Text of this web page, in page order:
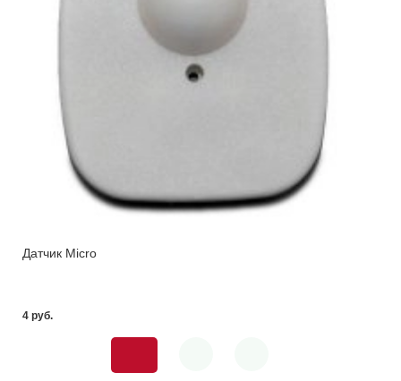
Датчик Micro
4 pуб.